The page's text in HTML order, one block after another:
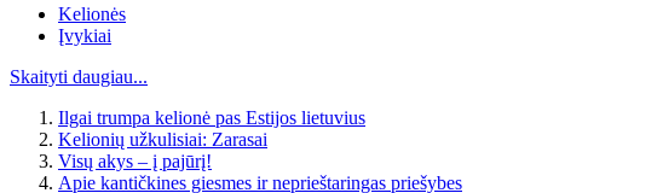
Kelionės
Įvykiai
Skaityti daugiau...
Ilgai trumpa kelionė pas Estijos lietuvius
Kelionių užkulisiai: Zarasai
Visų akys – į pajūrį!
Apie kantičkines giesmes ir neprieštaringas priešybes